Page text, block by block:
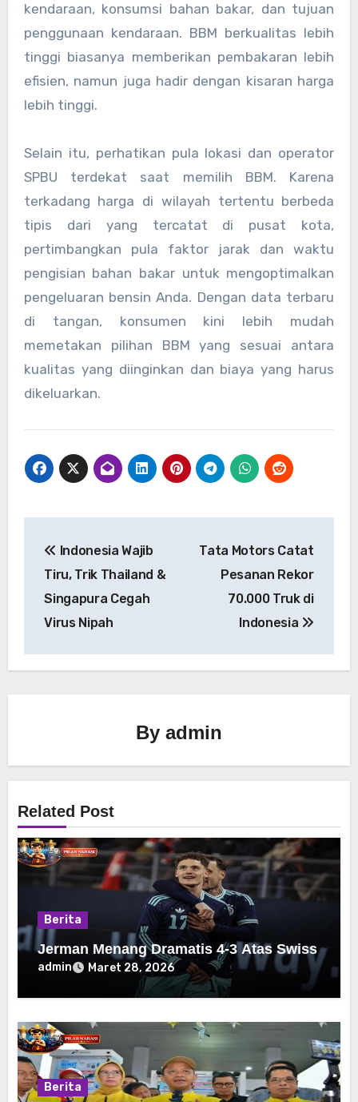
kendaraan, konsumsi bahan bakar, dan tujuan
penggunaan kendaraan. BBM berkualitas lebih
tinggi biasanya memberikan pembakaran lebih
efisien, namun juga hadir dengan kisaran harga
lebih tinggi.
Selain itu, perhatikan pula lokasi dan operator
SPBU terdekat saat memilih BBM. Karena
terkadang harga di wilayah tertentu berbeda
tipis dari yang tercatat di pusat kota,
pertimbangkan pula faktor jarak dan waktu
pengisian bahan bakar untuk mengoptimalkan
pengeluaran bensin Anda. Dengan data terbaru
di tangan, konsumen kini lebih mudah
memetakan pilihan BBM yang sesuai antara
kualitas yang diinginkan dan biaya yang harus
dikeluarkan.
pos
Indonesia Wajib
Tiru, Trik Thailand &
Singapura Cegah
Virus Nipah
Tata Motors Catat
Pesanan Rekor
70.000 Truk di
Indonesia
By admin
Related Post
Berita
Jerman Menang Dramatis 4-3 Atas Swiss
admin Maret 28, 2026
Berita